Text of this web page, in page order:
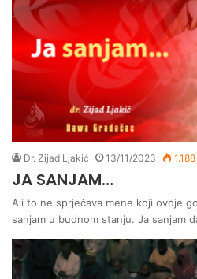
Dr. Zijad Ljakić 13/11/2023 1.188
JA SANJAM…
Ali to ne sprječava mene koji ovdje
sanjam u budnom stanju. Ja sanjam